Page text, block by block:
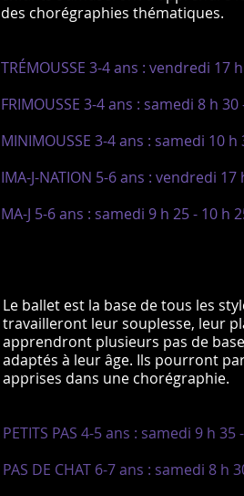
des chorégraphies thématiques.
TRÉMOUSSE 3-4 ans : vendredi 17
FRIMOUSSE 3-4 ans : samedi 8 h
MINIMOUSSE 3-4 ans : samedi 10
IMA-J-NATION 5-6 ans : vendredi 17
MA-J 5-6 ans : samedi 9 h 25 - 10 h
Le ballet est la base de tous les
travailleront leur souplesse, leur
apprendront plusieurs pas de
adaptés à leur âge. Ils pourront
apprises dans une chorégraphie.
PETITS PAS 4-5 ans : samedi 9 h
PAS DE CHAT 6-7 ans : samedi 8 h